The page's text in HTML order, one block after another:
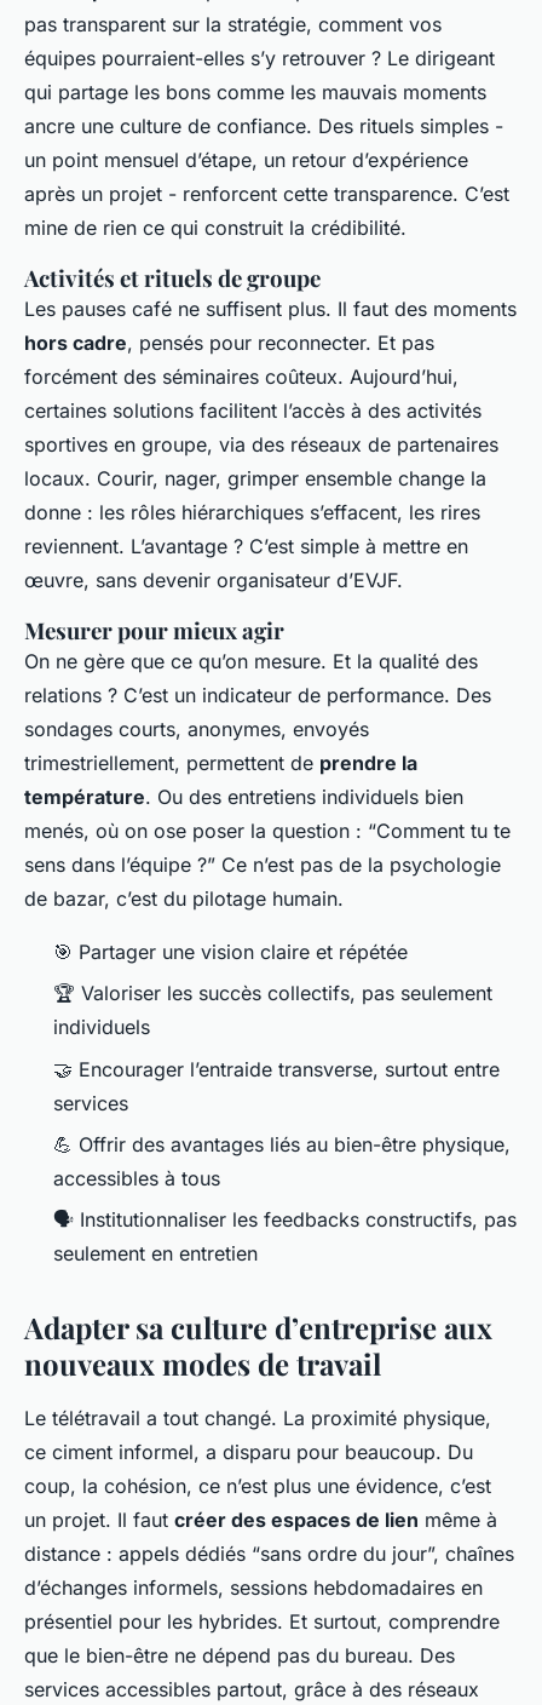
pas transparent sur la stratégie, comment vos
équipes pourraient-elles s’y retrouver ? Le dirigeant
qui partage les bons comme les mauvais moments
ancre une culture de confiance. Des rituels simples -
un point mensuel d’étape, un retour d’expérience
après un projet - renforcent cette transparence. C’est
mine de rien ce qui construit la crédibilité.
Activités et rituels de groupe
Les pauses café ne suffisent plus. Il faut des moments
hors cadre, pensés pour reconnecter. Et pas
forcément des séminaires coûteux. Aujourd’hui,
certaines solutions facilitent l’accès à des activités
sportives en groupe, via des réseaux de partenaires
locaux. Courir, nager, grimper ensemble change la
donne : les rôles hiérarchiques s’effacent, les rires
reviennent. L’avantage ? C’est simple à mettre en
œuvre, sans devenir organisateur d’EVJF.
Mesurer pour mieux agir
On ne gère que ce qu’on mesure. Et la qualité des
relations ? C’est un indicateur de performance. Des
sondages courts, anonymes, envoyés
trimestriellement, permettent de prendre la
température. Ou des entretiens individuels bien
menés, où on ose poser la question : “Comment tu te
sens dans l’équipe ?” Ce n’est pas de la psychologie
de bazar, c’est du pilotage humain.
🎯 Partager une vision claire et répétée
🏆 Valoriser les succès collectifs, pas seulement
individuels
🤝 Encourager l’entraide transverse, surtout entre
services
💪 Offrir des avantages liés au bien-être physique,
accessibles à tous
🗣️ Institutionnaliser les feedbacks constructifs, pas
seulement en entretien
Adapter sa culture d’entreprise aux
nouveaux modes de travail
Le télétravail a tout changé. La proximité physique,
ce ciment informel, a disparu pour beaucoup. Du
coup, la cohésion, ce n’est plus une évidence, c’est
un projet. Il faut créer des espaces de lien même à
distance : appels dédiés “sans ordre du jour”, chaînes
d’échanges informels, sessions hebdomadaires en
présentiel pour les hybrides. Et surtout, comprendre
que le bien-être ne dépend pas du bureau. Des
services accessibles partout, grâce à des réseaux